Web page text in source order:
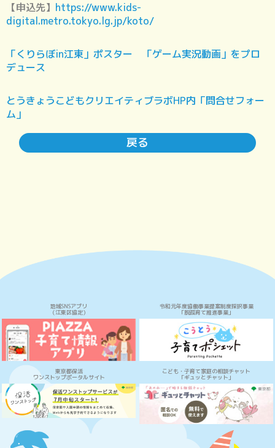
【申込先】 https://www.kids-
digital.metro.tokyo.lg.jp/koto/
「くりらぼin江東」ポスター 「ゲーム実況動画」をプロ
デュース
とうきょうこどもクリエイティブラボHP内「問合せフォー
ム」
戻る
地域SNSアプリ
（江東区協定）
令和元年度協働事業提案制度採択事業
「脱孤育て推進事業」
東京都保活
ワンストップポータルサイト
こども・子育て家庭の相談チャット
「ギュッとチャット」